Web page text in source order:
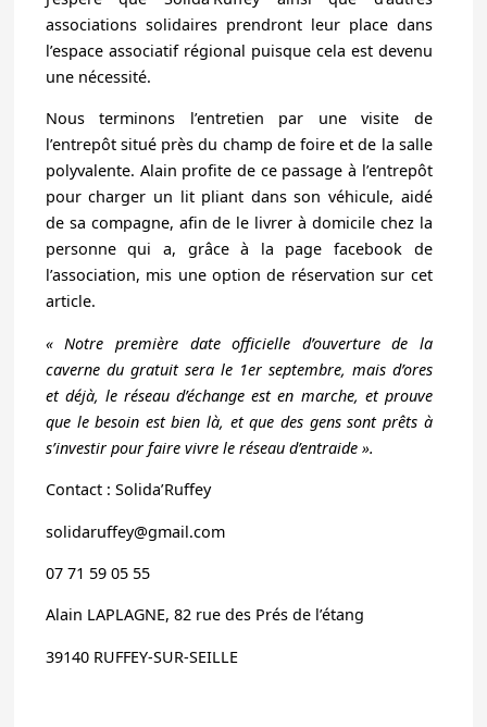
associations solidaires prendront leur place dans
l’espace associatif régional puisque cela est devenu
une nécessité.
Nous terminons l’entretien par une visite de
l’entrepôt situé près du champ de foire et de la salle
polyvalente. Alain profite de ce passage à l’entrepôt
pour charger un lit pliant dans son véhicule, aidé
de sa compagne, afin de le livrer à domicile chez la
personne qui a, grâce à la page facebook de
l’association, mis une option de réservation sur cet
article.
« Notre première date officielle d’ouverture de la
caverne du gratuit sera le 1er septembre, mais d’ores
et déjà, le réseau d’échange est en marche, et prouve
que le besoin est bien là, et que des gens sont prêts à
s’investir pour faire vivre le réseau d’entraide ».
Contact : Solida’Ruffey
solidaruffey@gmail.com
07 71 59 05 55
Alain LAPLAGNE, 82 rue des Prés de l’étang
39140 RUFFEY-SUR-SEILLE